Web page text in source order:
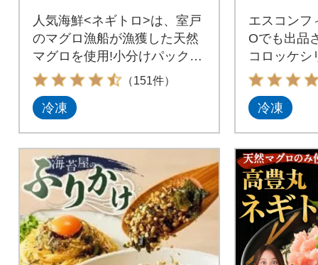
人気海鮮<ネギトロ>は、室戸
のマグロ漁船が漁獲した天然
マグロを使用!小分けパックの
ネギトロ(まぐろたたき)で
す。小分けに冷凍されてお
り、簡単お手軽に解凍でき
躍!手巻き寿司など様々なアレ
ンジでも楽しめます。 おスス
メはその他の海鮮(サーモン、
イクラ、ウニ、ホタテ、カ
ニ、イカなどの刺身)と盛り合
わせて海鮮丼にしてお召し上
がりください。
（151件）
冷凍
エスコンフ
Oでも出品
コロッケシ
じゃがいも
エスニック
鳥肉 豚肉
北海道 津
冷凍